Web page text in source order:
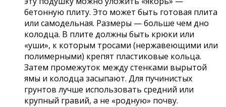
бетонную плиту. Это может быть готовая плита
или самодельная. Размеры — больше чем дно
колодца. В плите должны быть крюки или
«уши», к которым тросами (нержавеющими или
полимерными) крепят пластиковые кольца.
Затем промежуток между стенками вырытой
ямы и колодца засыпают. Для пучинистых
грунтов лучше использовать средний или
крупный гравий, а не «родную» почву.